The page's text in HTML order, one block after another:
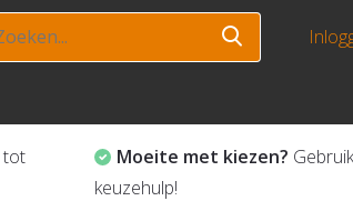
tot
Moeite met kiezen?
keuzehulp!